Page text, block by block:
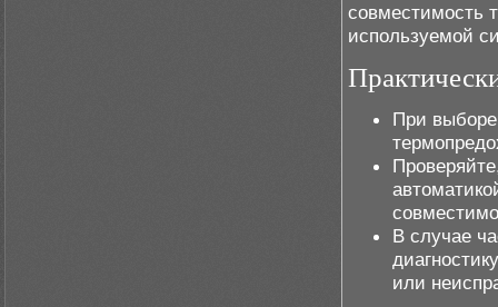
совместимость
используемой
При выборе
В случае
или